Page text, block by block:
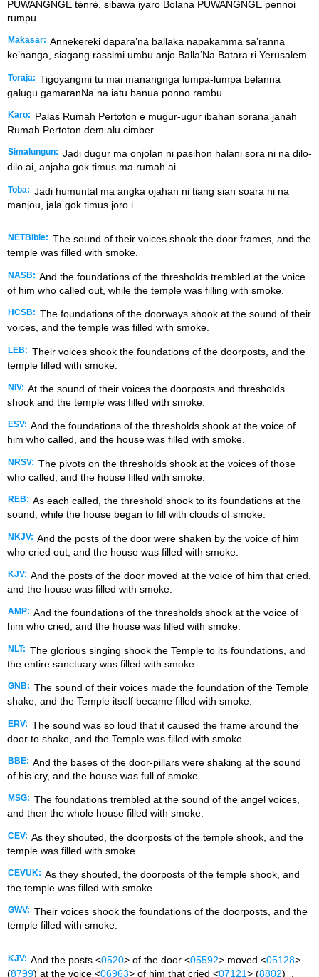
PUWANGNGE ténré, sibawa iyaro Bolana PUWANGNGE pennoi
rumpu.
Makasar: Annekereki dapara’na ballaka napakamma sa’ranna
ke’nanga, siagang rassimi umbu anjo Balla’Na Batara ri Yerusalem.
Toraja: Tigoyangmi tu mai manangnga lumpa-lumpa belanna
galugu gamaranNa na iatu banua ponno rambu.
Karo:
Palas Rumah Pertoton e mugur-ugur ibahan sorana janah
Rumah Pertoton dem alu cimber.
Simalungun: Jadi dugur ma onjolan ni pasihon halani sora ni na dilo-
dilo ai, anjaha gok timus ma rumah ai.
Toba: Jadi humuntal ma angka ojahan ni tiang sian soara ni na
manjou, jala gok timus joro i.
NETBible: The sound of their voices shook the door frames, and the
temple was filled with smoke.
NASB: And the foundations of the thresholds trembled at the voice
of him who called out, while the temple was filling with smoke.
HCSB: The foundations of the doorways shook at the sound of their
voices, and the temple was filled with smoke.
LEB: Their voices shook the foundations of the doorposts, and the
temple filled with smoke.
NIV: At the sound of their voices the doorposts and thresholds
shook and the temple was filled with smoke.
ESV: And the foundations of the thresholds shook at the voice of
him who called, and the house was filled with smoke.
NRSV: The pivots on the thresholds shook at the voices of those
who called, and the house filled with smoke.
REB: As each called, the threshold shook to its foundations at the
sound, while the house began to fill with clouds of smoke.
NKJV: And the posts of the door were shaken by the voice of him
who cried out, and the house was filled with smoke.
KJV: And the posts of the door moved at the voice of him that cried,
and the house was filled with smoke.
AMP: And the foundations of the thresholds shook at the voice of
him who cried, and the house was filled with smoke.
NLT: The glorious singing shook the Temple to its foundations, and
the entire sanctuary was filled with smoke.
GNB: The sound of their voices made the foundation of the Temple
shake, and the Temple itself became filled with smoke.
ERV: The sound was so loud that it caused the frame around the
door to shake, and the Temple was filled with smoke.
BBE: And the bases of the door-pillars were shaking at the sound
of his cry, and the house was full of smoke.
MSG: The foundations trembled at the sound of the angel voices,
and then the whole house filled with smoke.
CEV: As they shouted, the doorposts of the temple shook, and the
temple was filled with smoke.
CEVUK: As they shouted, the doorposts of the temple shook, and
the temple was filled with smoke.
GWV: Their voices shook the foundations of the doorposts, and the
temple filled with smoke.
KJV: And the posts <0520> of the door <05592> moved <05128>
(8799) at the voice <06963> of him that cried <07121> (8802)_,